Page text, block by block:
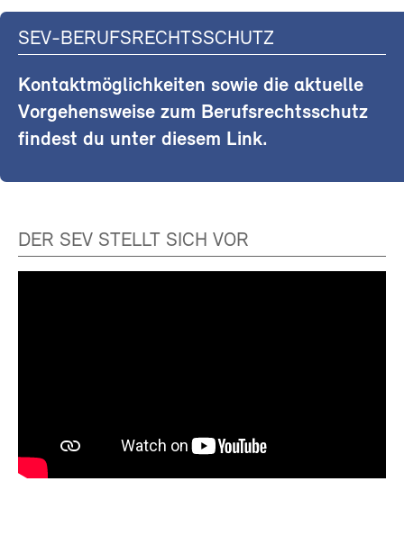
SEV-BERUFSRECHTSSCHUTZ
Kontaktmöglichkeiten sowie die aktuelle
Vorgehensweise zum Berufsrechtsschutz
findest du unter diesem Link.
DER SEV STELLT SICH VOR